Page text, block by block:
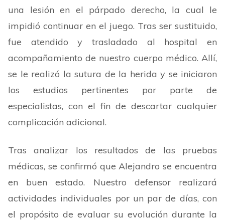
una lesión en el párpado derecho, la cual le
impidió continuar en el juego. Tras ser sustituido,
fue atendido y trasladado al hospital en
acompañamiento de nuestro cuerpo médico. Allí,
se le realizó la sutura de la herida y se iniciaron
los estudios pertinentes por parte de
especialistas, con el fin de descartar cualquier
complicación adicional.
Tras analizar los resultados de las pruebas
médicas, se confirmó que Alejandro se encuentra
en buen estado. Nuestro defensor realizará
actividades individuales por un par de días, con
el propósito de evaluar su evolución durante la